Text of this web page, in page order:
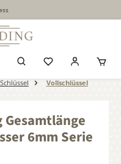
Schlüssel Vollschlüssel
Gesamtlänge
6mm Serie